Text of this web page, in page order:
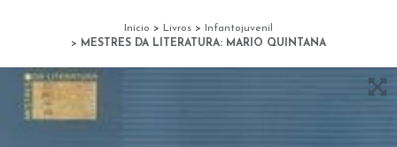
Início > Livros >
Infantojuvenil
> MESTRES DA LITERATURA: MARIO QUINTANA